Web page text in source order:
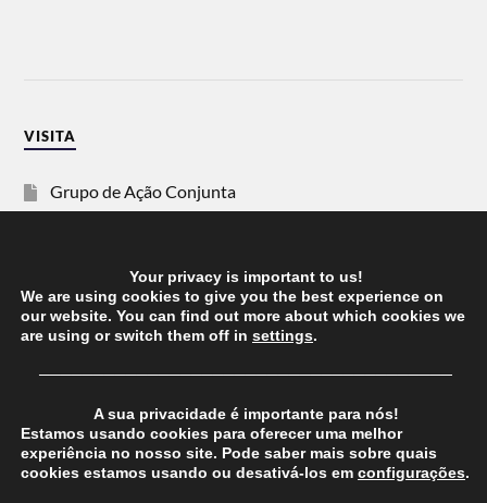
VISITA
Grupo de Ação Conjunta
Vida Justa
dezanove
Your privacy is important to us!
We are using cookies to give you the best experience on
our website. You can find out more about which cookies we
are using or switch them off in settings.
──────────────────────────────────────
A sua privacidade é importante para nós!
Estamos usando cookies para oferecer uma melhor
experiência no nosso site. Pode saber mais sobre quais
cookies estamos usando ou desativá-los em configurações.